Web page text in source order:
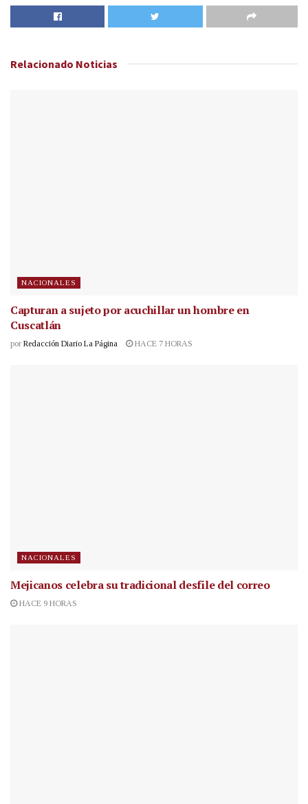
Relacionado Noticias
NACIONALES
Capturan a sujeto por acuchillar un hombre en
Cuscatlán
por Redacción Diario La Página HACE 7 HORAS
NACIONALES
Mejicanos celebra su tradicional desfile del correo
HACE 9 HORAS